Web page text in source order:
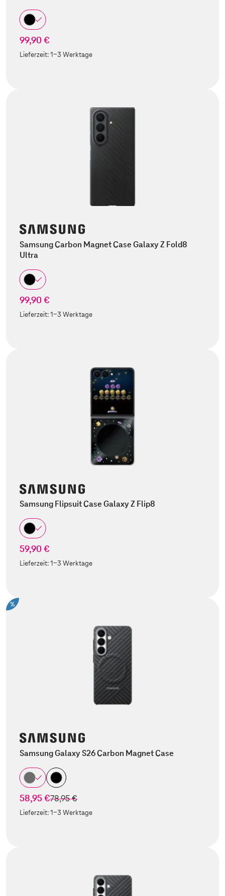
99,90 €
Lieferzeit:1-3 Werktage
Samsung Carbon Magnet Case Galaxy Z Fold8
Ultra
99,90 €
Lieferzeit:1-3 Werktage
Samsung Flipsuit Case Galaxy Z Flip8
59,90 €
Lieferzeit:1-3 Werktage
%
Samsung Galaxy S26 Carbon Magnet Case
58,95 €statt
78,95 €
Lieferzeit:1-3 Werktage